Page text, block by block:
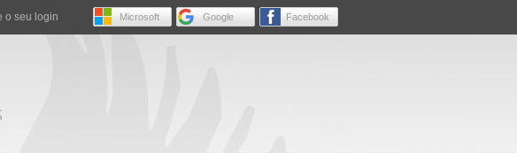
o seu login Facebook
Google
Microsoft